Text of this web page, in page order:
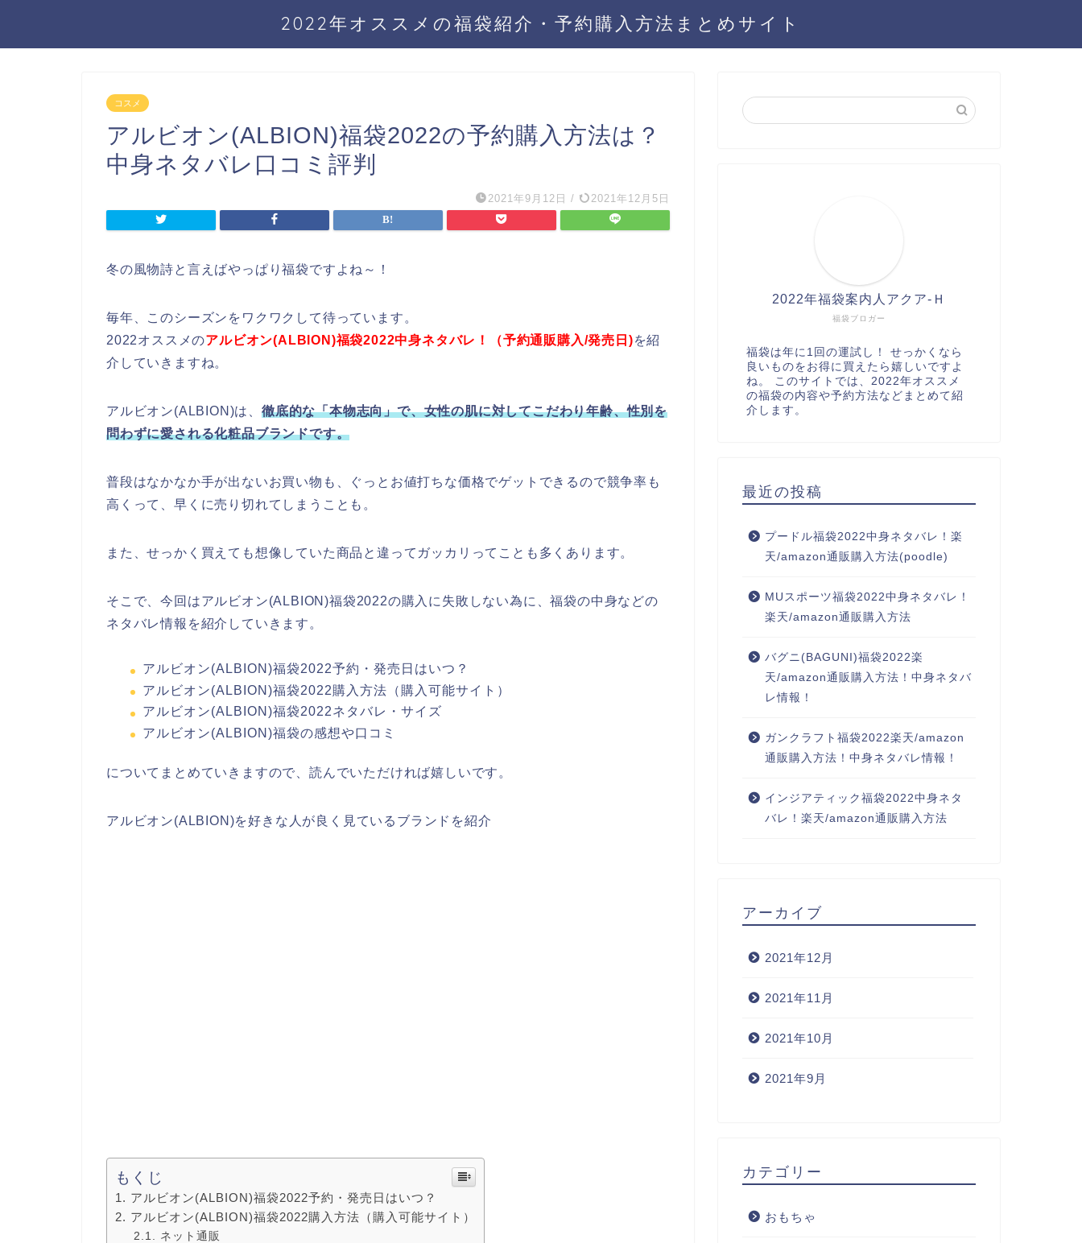
2022年オススメの福袋紹介・予約購入方法まとめサイト
コスメ
アルビオン(ALBION)福袋2022の予約購入方法は？
中身ネタバレ口コミ評判
2021年9月12日 / 2021年12月5日
冬の風物詩と言えばやっぱり福袋ですよね～！
毎年、このシーズンをワクワクして待っています。
2022オススメのアルビオン(ALBION)福袋2022中身ネタバレ！（予約通販購入/発売日)を紹
介していきますね。
アルビオン(ALBION)は、 徹底的な「本物志向」で、女性の肌に対してこだわり年齢、性別を
問わずに愛される化粧品ブランドです。
普段はなかなか手が出ないお買い物も、ぐっとお値打ちな価格でゲットできるので競争率も
高くって、早くに売り切れてしまうことも。
また、せっかく買えても想像していた商品と違ってガッカリってことも多くあります。
そこで、今回はアルビオン(ALBION)福袋2022の購入に失敗しない為に、福袋の中身などの
ネタバレ情報を紹介していきます。
アルビオン(ALBION)福袋2022予約・発売日はいつ？
アルビオン(ALBION)福袋2022購入方法（購入可能サイト）
アルビオン(ALBION)福袋2022ネタバレ・サイズ
アルビオン(ALBION)福袋の感想や口コミ
についてまとめていきますので、読んでいただければ嬉しいです。
アルビオン(ALBION)を好きな人が良く見ているブランドを紹介
もくじ
アルビオン(ALBION)福袋2022予約・発売日はいつ？
アルビオン(ALBION)福袋2022購入方法（購入可能サイト）
ネット通販
福袋ブロガー
2022年福袋案内人アクア-Ｈ
福袋は年に1回の運試し！ せっかくなら
良いものをお得に買えたら嬉しいですよ
ね。 このサイトでは、2022年オススメ
の福袋の内容や予約方法などまとめて紹
介します。
最近の投稿
プードル福袋2022中身ネタバレ！楽
天/amazon通販購入方法(poodle)
MUスポーツ福袋2022中身ネタバレ！
楽天/amazon通販購入方法
バグニ(BAGUNI)福袋2022楽
天/amazon通販購入方法！中身ネタバ
レ情報！
ガンクラフト福袋2022楽天/amazon
通販購入方法！中身ネタバレ情報！
インジアティック福袋2022中身ネタ
バレ！楽天/amazon通販購入方法
アーカイブ
2021年12月
2021年11月
2021年10月
2021年9月
カテゴリー
おもちゃ